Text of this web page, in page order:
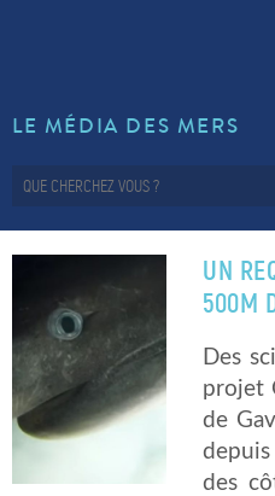
LE MÉDIA DES MERS
UN
500M
Des
projet
de
des